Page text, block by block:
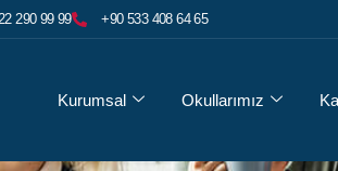
290 99 99 +90 533 408 64 65
Kurumsal Okullarımız